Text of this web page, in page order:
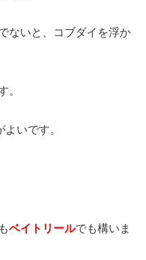
ないと、コブダイを浮か
。
よいです。
ベイトリールでも構いま